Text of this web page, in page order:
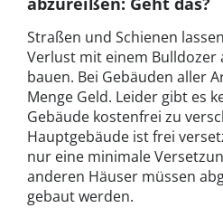
Straßen und Schienen
Verlust mit einem Bulldozer
bauen. Bei Gebäuden aller
Menge Geld. Leider gibt es
Gebäude kostenfrei zu
Hauptgebäude ist frei
nur eine minimale
anderen Häuser müssen
gebaut werden.